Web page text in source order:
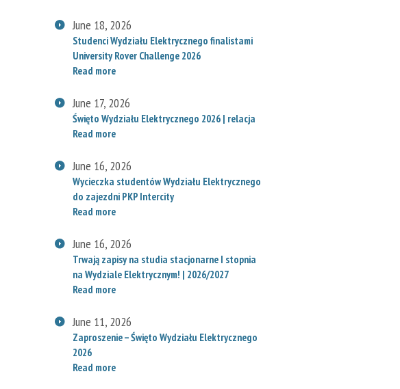
June 18, 2026
Studenci Wydziału Elektrycznego finalistami
University Rover Challenge 2026
Read more
June 17, 2026
Święto Wydziału Elektrycznego 2026 | relacja
Read more
June 16, 2026
Wycieczka studentów Wydziału Elektrycznego
do zajezdni PKP Intercity
Read more
June 16, 2026
Trwają zapisy na studia stacjonarne I stopnia
na Wydziale Elektrycznym! | 2026/2027
Read more
June 11, 2026
Zaproszenie – Święto Wydziału Elektrycznego
2026
Read more